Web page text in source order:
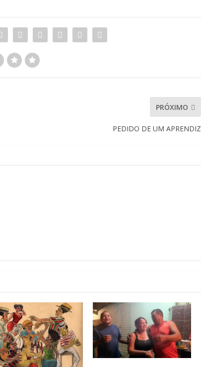
PRÓXIMO
PEDIDO DE UM APRENDIZ